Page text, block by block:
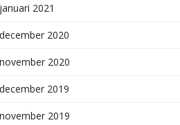
januari 2021
december 2020
november 2020
december 2019
november 2019